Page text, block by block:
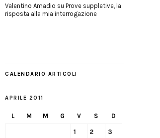
Valentino Amadio su Prove suppletive, la
risposta alla mia interrogazione
CALENDARIO ARTICOLI
APRILE 2011
L M M G V S D
1 2 3